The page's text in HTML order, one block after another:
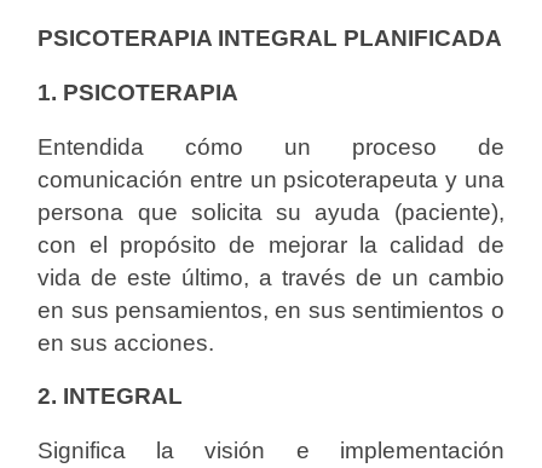
PSICOTERAPIA INTEGRAL PLANIFICADA
1. PSICOTERAPIA
Entendida cómo un proceso de
comunicación entre un psicoterapeuta y una
persona que solicita su ayuda (paciente),
con el propósito de mejorar la calidad de
vida de este último, a través de un cambio
en sus pensamientos, en sus sentimientos o
en sus acciones.
2. INTEGRAL
Significa la visión e implementación